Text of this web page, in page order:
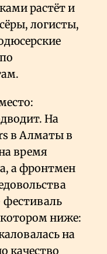
растёт и
логисты,
На
в Алматы в
время
а фронтмен
котором ниже:
на
качество